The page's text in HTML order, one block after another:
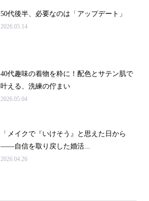
50代後半、必要なのは「アップデート」
2026.05.14
40代趣味の着物を粋に！配色とサテン肌で
叶える、洗練の佇まい
2026.05.04
「メイクで『いけそう』と思えた日から
——自信を取り戻した婚活...
2026.04.26